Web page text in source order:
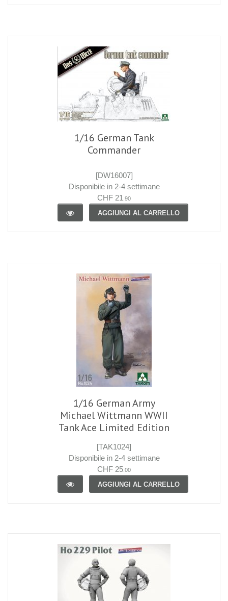
1/16 German Tank
Commander
[DW16007]
Disponibile in 2-4 settimane
CHF 21 .90
AGGIUNGI AL CARRELLO
1/16 German Army
Michael Wittmann WWII
Tank Ace Limited Edition
[TAK1024]
Disponibile in 2-4 settimane
CHF 25 .00
AGGIUNGI AL CARRELLO